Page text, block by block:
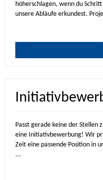
höherschlagen, wenn du
unsere Abläufe erkundest.
Passt gerade keine der Stellen
eine Initiativbewerbung! Wir
Zeit eine passende Position in
...